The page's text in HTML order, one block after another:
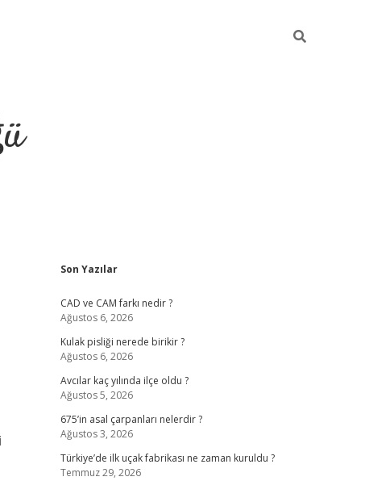
Sidebar
Son Yazılar
CAD ve CAM farkı nedir ?
Ağustos 6, 2026
Kulak pisliği nerede birikir ?
Ağustos 6, 2026
Avcılar kaç yılında ilçe oldu ?
Ağustos 5, 2026
675’in asal çarpanları nelerdir ?
Ağustos 3, 2026
Türkiye’de ilk uçak fabrikası ne zaman kuruldu ?
Temmuz 29, 2026